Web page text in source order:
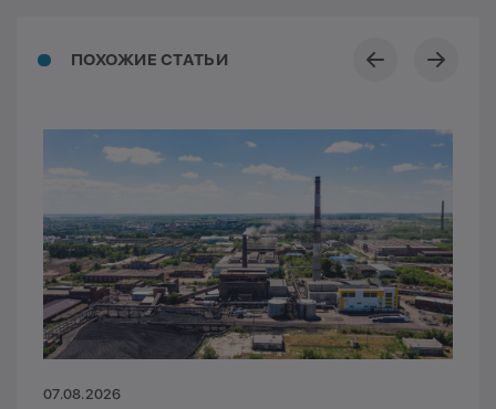
ПОХОЖИЕ СТАТЬИ
07.08.2026